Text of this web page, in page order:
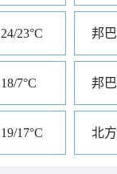
24/23°C 邦
18/7°C 邦
19/17°C 北